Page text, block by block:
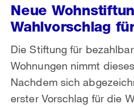
Neue
Wahlvorschlag
Die Stiftung für
Wohnungen nimmt
Nachdem sich
erster Vorschlag für die